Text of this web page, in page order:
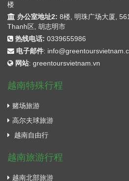
楼
办公室地址2: 8楼, 明珠广场大厦,
Thanh区, 胡志明市
热线电话: 0339655986
电子邮件:
网站: greentoursvietnam.vn
越南特殊行程
赌场旅游
高尔夫球旅游
越南自由行
越南旅游行程
越南北部旅游